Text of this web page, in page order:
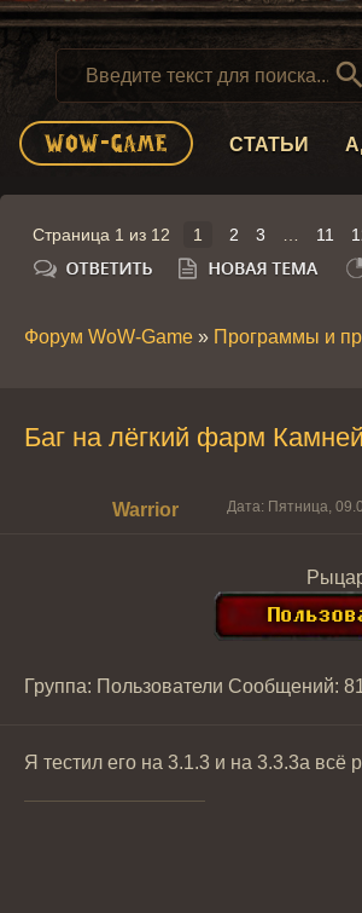

СТАТЬИ
Страница 1 из 12 1 2 3 11
Форум WoW-Game » Программы и
Баг на лёгкий фарм
Warrior Дата: Пятница,
Группа: Пользователи Сообщений:
Я тестил его на 3.1.3 и на 3.3.3а всё